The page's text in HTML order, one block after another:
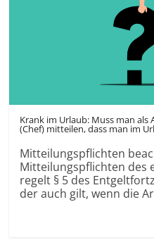
Krank im Urlaub: Muss man
(Chef) mitteilen, dass man im
Mitteilungspflichten
Mitteilungspflichten des
regelt § 5 des
der auch gilt, wenn die